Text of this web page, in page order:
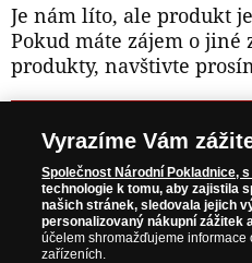
Je nám líto, ale produkt je
Pokud máte zájem o jiné
produkty, navštivte
NAVŠTIVTE
Prosím informujte mě,
Vyrazíme Vám
Společnost Národní Pokladnice, s
technologie k tomu, aby zajistila
našich stránek, sledovala jejich
personalizovaný nákupní zážitek
účelem shromažďujeme
zařízeních.